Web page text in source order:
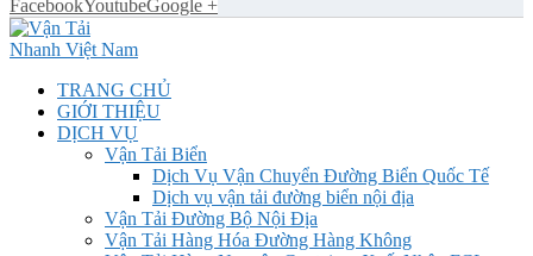
FacebookYoutubeGoogle +
TRANG CHỦ
GIỚI THIỆU
DỊCH VỤ
Vận Tải Biển
Dịch Vụ Vận Chuyển Đường Biển Quốc Tế
Dịch vụ vận tải đường biển nội địa
Vận Tải Đường Bộ Nội Địa
Vận Tải Hàng Hóa Đường Hàng Không